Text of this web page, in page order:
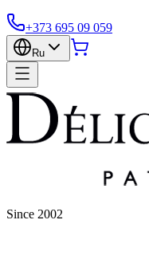
+373 695 09 059
Ru
Since 2002